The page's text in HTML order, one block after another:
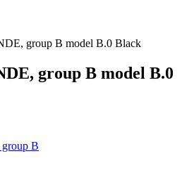
group B model B.0
group B